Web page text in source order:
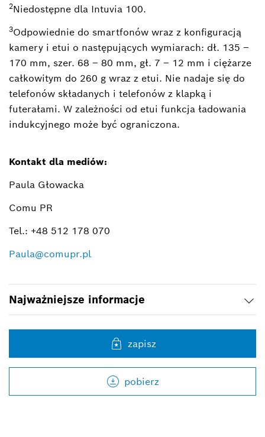
2Niedostępne dla Intuvia 100.
3Odpowiednie do smartfonów wraz z konfiguracją
kamery i etui o następujących wymiarach: dł. 135 –
170 mm, szer. 68 – 80 mm, gł. 7 – 12 mm i ciężarze
całkowitym do 260 g wraz z etui. Nie nadaje się do
telefonów składanych i telefonów z klapką i
futerałami. W zależności od etui funkcja ładowania
indukcyjnego może być ograniczona.
Kontakt dla mediów:
Paula Głowacka
Comu PR
Tel.: +48 512 178 070
Paula@comupr.pl
Najważniejsze informacje
zapisz
pobierz